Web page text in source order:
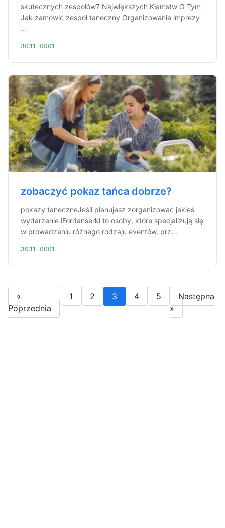
skutecznych zespołów7 Największych Kłamstw O Tym
Jak zamówić zespół taneczny Organizowanie imprezy
...
30.11.-0001
zobaczyć pokaz tańca dobrze?
pokazy taneczneJeśli planujesz zorganizować jakieś
wydarzenie iFordanserki to osoby, które specjalizują się
w prowadzeniu różnego rodzaju eventów, prz...
30.11.-0001
«
Poprzednia
1 2 3 4 5
Następna
»